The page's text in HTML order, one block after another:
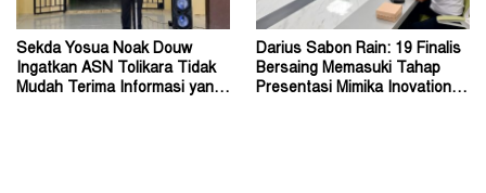
Sekda Yosua Noak Douw
Ingatkan ASN Tolikara Tidak
Mudah Terima Informasi yang
Darius Sabon Rain: 19 Finalis
Bersaing Memasuki Tahap
Presentasi Mimika Inovation